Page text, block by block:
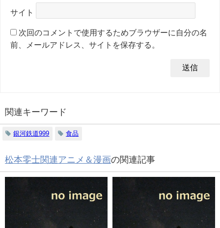
サイト
次回のコメントで使用するためブラウザーに自分の名
前、メールアドレス、サイトを保存する。
関連キーワード
銀河鉄道999 食品
松本零士関連アニメ＆漫画の関連記事